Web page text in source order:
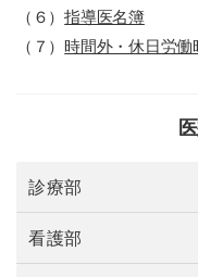
診療部
看護部
（６）指導医名簿
（７）時間外・休日労働